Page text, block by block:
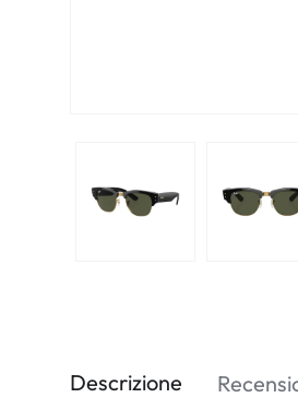
Descrizione